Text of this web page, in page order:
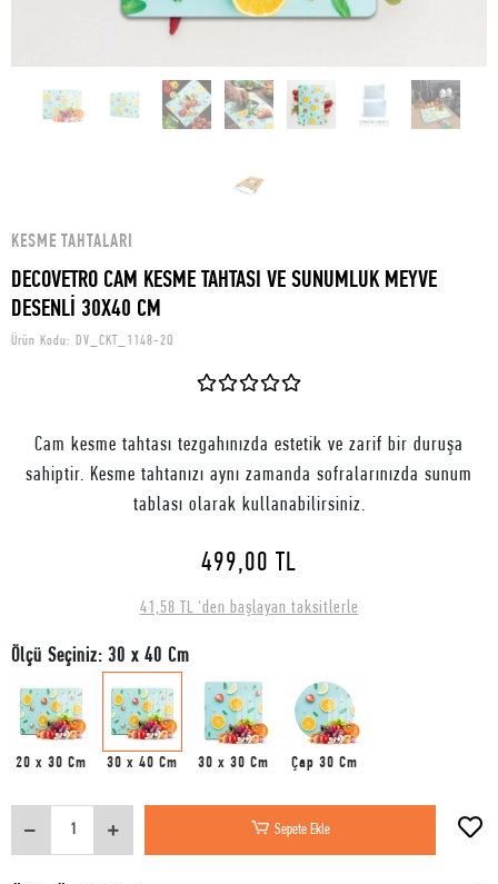
KESME TAHTALARI
DECOVETRO CAM KESME TAHTASI VE SUNUMLUK MEYVE
DESENLİ 30X40 CM
Ürün Kodu: DV_CKT_1148-2Q
Cam kesme tahtası tezgahınızda estetik ve zarif bir duruşa
sahiptir. Kesme tahtanızı aynı zamanda sofralarınızda sunum
tablası olarak kullanabilirsiniz.
499,00 TL
41,58 TL 'den başlayan taksitlerle
Ölçü Seçiniz: 30 x 40 Cm
20 x 30 Cm 30 x 40 Cm 30 x 30 Cm Çap 30 Cm
Sepete Ekle